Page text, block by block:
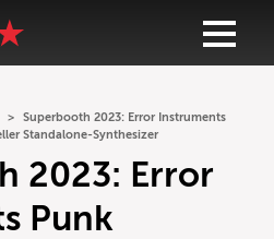
Superbooth 2023: Error Instruments
Standalone-Synthesizer
2023: Error
Punk